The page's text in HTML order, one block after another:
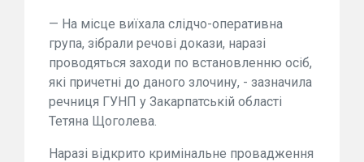
— На місце виїхала слідчо-оперативна
група, зібрали речові докази, наразі
проводяться заходи по встановленню осіб,
які причетні до даного злочину, - зазначила
речниця ГУНП у Закарпатській області
Тетяна Щоголева.
Наразі відкрито кримінальне провадження